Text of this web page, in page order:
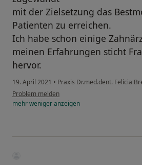
mit der Zielsetzung das
Patienten zu erreichen.
Ich habe schon einige
meinen Erfahrungen sticht
hervor.
19. April 2021 • Praxis Dr.med.dent. Felicia
Problem melden
mehrwenigeranzeigen